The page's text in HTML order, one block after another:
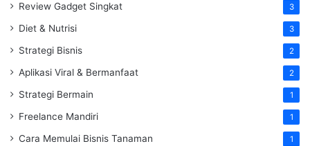
Review Gadget Singkat 3
Diet & Nutrisi 3
Strategi Bisnis 2
Aplikasi Viral & Bermanfaat 2
Strategi Bermain 1
Freelance Mandiri 1
Cara Memulai Bisnis Tanaman 1